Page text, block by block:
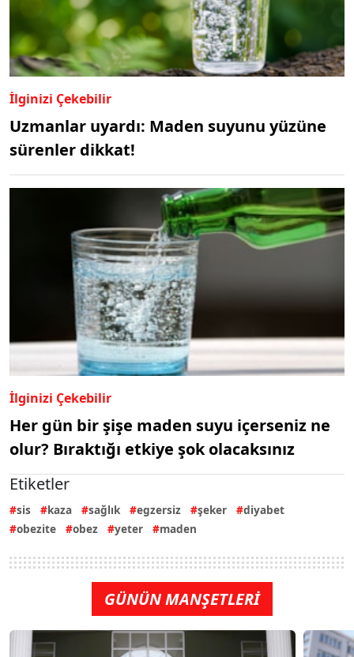
İlginizi Çekebilir
Uzmanlar uyardı: Maden suyunu yüzüne
sürenler dikkat!
İlginizi Çekebilir
Her gün bir şişe maden suyu içerseniz ne
olur? Bıraktığı etkiye şok olacaksınız
Etiketler
sis kaza sağlık egzersiz şeker
diyabet
obezite
obez yeter maden
GÜNÜN MANŞETLERİ